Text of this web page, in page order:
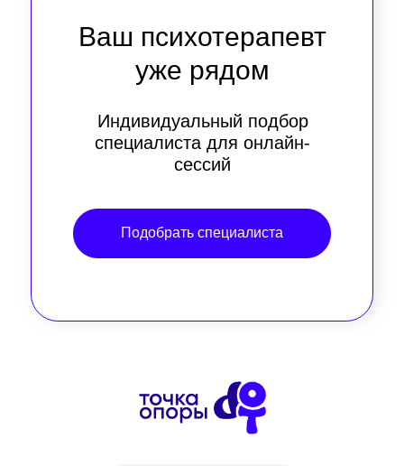
Ваш психотерапевт
уже рядом
Индивидуальный подбор
специалиста для онлайн-
сессий
Подобрать специалиста